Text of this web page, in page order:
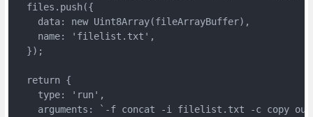
  files.push({
    data: new Uint8Array(fileArrayBuffer),
    name: 'filelist.txt',
  });
  return {
    type: 'run',
arguments: `-f concat -i filelist.txt -c copy